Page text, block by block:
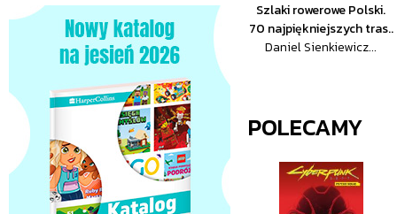
Szlaki rowerowe Polski.
70 najpiękniejszych tras..
Daniel Sienkiewicz...
POLECAMY